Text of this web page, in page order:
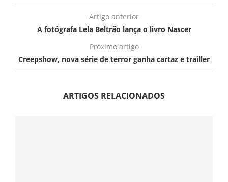
Artigo anterior
A fotógrafa Lela Beltrão lança o livro Nascer
Próximo artigo
Creepshow, nova série de terror ganha cartaz e trailler
ARTIGOS RELACIONADOS